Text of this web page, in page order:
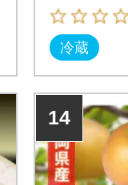
しみ下さい
冷蔵
14